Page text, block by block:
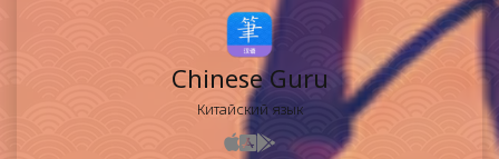
Chinese Guru
Китайский язык